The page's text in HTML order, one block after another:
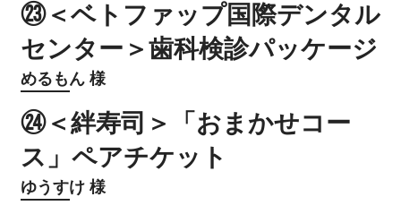
㉓＜ベトファップ国際デンタル
センター＞歯科検診パッケージ
めるもん 様
㉔＜絆寿司＞「おまかせコー
ス」ペアチケット
ゆうすけ 様